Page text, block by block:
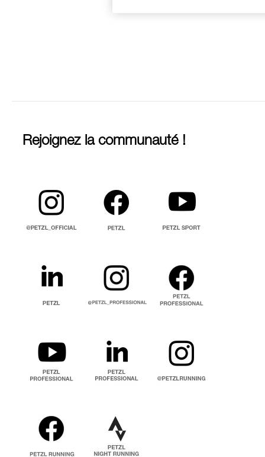
Rejoignez la communauté !